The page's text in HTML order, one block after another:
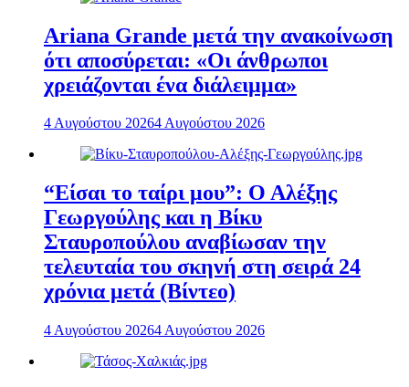
Ariana Grande μετά την ανακοίνωση
ότι αποσύρεται: «Οι άνθρωποι
χρειάζονται ένα διάλειμμα»
4 Αυγούστου 20264 Αυγούστου 2026
“Είσαι το ταίρι μου”: Ο Αλέξης
Γεωργούλης και η Βίκυ
Σταυροπούλου αναβίωσαν την
τελευταία του σκηνή στη σειρά 24
χρόνια μετά (Βίντεο)
4 Αυγούστου 20264 Αυγούστου 2026